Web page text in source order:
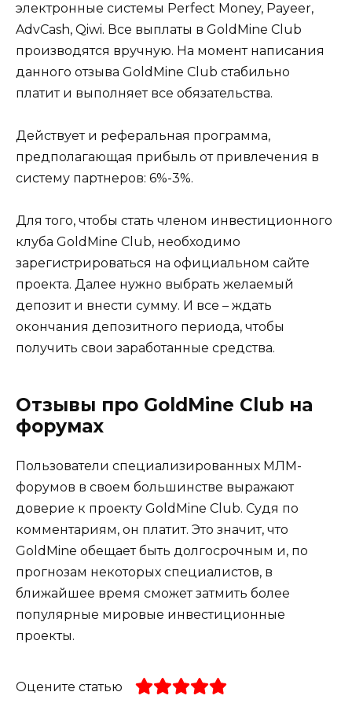
электронные системы Perfect Money, Payeer,
AdvCash, Qiwi. Все выплаты в GoldMine Club
производятся вручную. На момент написания
данного отзыва GoldMine Club стабильно
платит и выполняет все обязательства.
Действует и реферальная программа,
предполагающая прибыль от привлечения в
систему партнеров: 6%-3%.
Для того, чтобы стать членом инвестиционного
клуба GoldMine Club, необходимо
зарегистрироваться на официальном сайте
проекта. Далее нужно выбрать желаемый
депозит и внести сумму. И все – ждать
окончания депозитного периода, чтобы
получить свои заработанные средства.
Отзывы про GoldMine Club на
форумах
Пользователи специализированных МЛМ-
форумов в своем большинстве выражают
доверие к проекту GoldMine Club. Судя по
комментариям, он платит. Это значит, что
GoldMine обещает быть долгосрочным и, по
прогнозам некоторых специалистов, в
ближайшее время сможет затмить более
популярные мировые инвестиционные
проекты.
Оцените статью